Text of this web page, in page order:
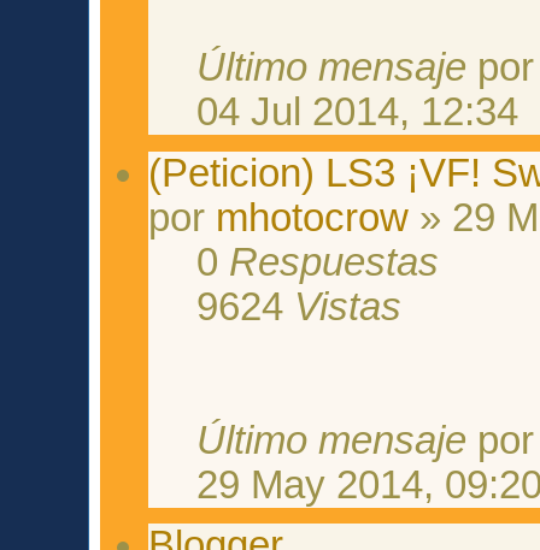
Último mensaje
04 Jul 2014, 12:34
(Peticion) LS3 ¡VF!
por mhotocrow » 29
0 Respuestas
9624 Vistas
Último mensaje
29 May 2014,